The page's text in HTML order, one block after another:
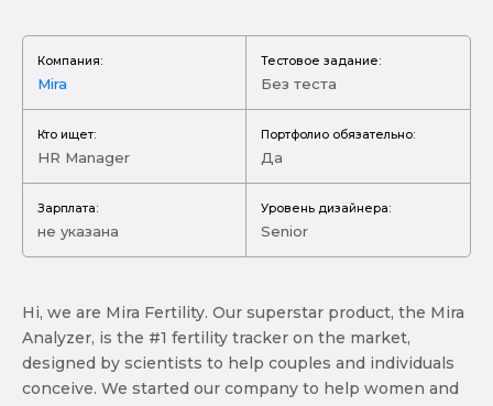
Компания:
Mira
Тестовое задание:
Без теста
Кто ищет:
HR Manager
Портфолио обязательно:
Да
Зарплата:
не указана
Уровень дизайнера:
Senior
Hi, we are Mira Fertility. Our superstar product, the Mira
Analyzer, is the #1 fertility tracker on the market,
designed by scientists to help couples and individuals
conceive. We started our company to help women and